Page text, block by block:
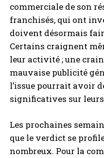
commerciale de son
franchisés, qui ont
doivent désormais
Certains craignent
leur activité ; une
mauvaise publicité
l’issue pourrait avoir
significatives sur
Les prochaines
que le verdict se
nombreux. Pour la